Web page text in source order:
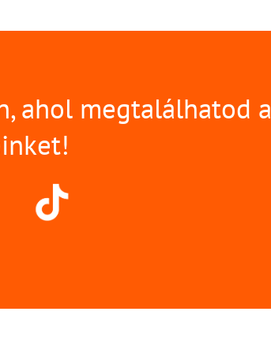
ahol megtalálhatod a